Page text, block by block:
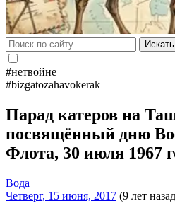
Искать
#нетвойне
#bizgatozahavokerak
Парад катеров на
посвящённый дню
Флота, 30 июля 1967
Вода
Четверг, 15 июня, 2017 (9 лет